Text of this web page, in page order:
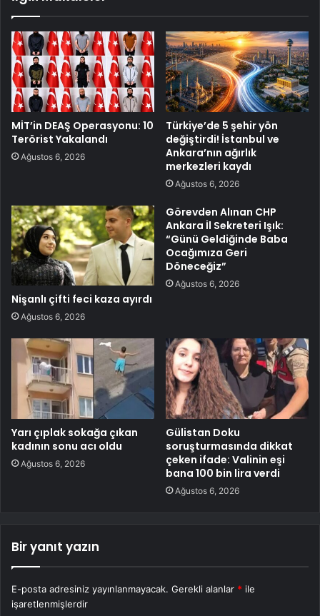
MİT’in DEAŞ Operasyonu: 10
Terörist Yakalandı
Ağustos 6, 2026
Türkiye’de 5 şehir yön
değiştirdi! İstanbul ve
Ankara’nın ağırlık
merkezleri kaydı
Ağustos 6, 2026
Nişanlı çifti feci kaza ayırdı
Ağustos 6, 2026
Görevden Alınan CHP
Ankara İl Sekreteri Işık:
“Günü Geldiğinde Baba
Ocağımıza Geri
Döneceğiz”
Ağustos 6, 2026
Yarı çıplak sokağa çıkan
kadının sonu acı oldu
Ağustos 6, 2026
Gülistan Doku
soruşturmasında dikkat
çeken ifade: Valinin eşi
bana 100 bin lira verdi
Ağustos 6, 2026
Bir yanıt yazın
E-posta adresiniz yayınlanmayacak. Gerekli alanlar * ile
işaretlenmişlerdir